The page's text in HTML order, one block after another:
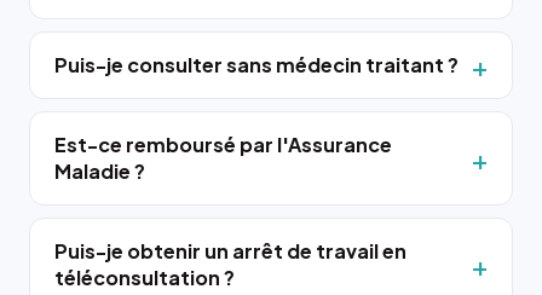
Puis-je consulter sans médecin traitant ?
Est-ce remboursé par l'Assurance
Maladie ?
Puis-je obtenir un arrêt de travail en
téléconsultation ?